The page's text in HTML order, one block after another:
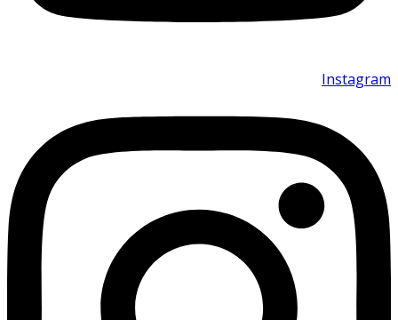
Instagram